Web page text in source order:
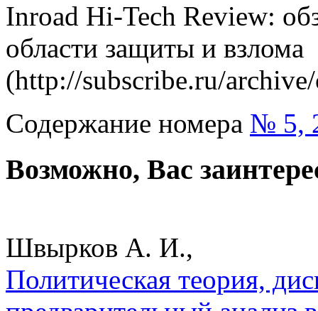
Inroad Hi-Tech Review:
области защиты и взлома
(http://subscribe.ru/
Содержание номера № 5,
Возможно, Вас
Швырков А. И.,
Политическая теория,